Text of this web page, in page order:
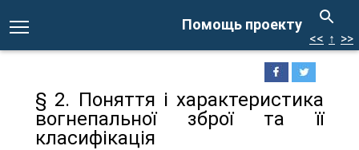
Помощь проекту
<< ↑ >>
§ 2. Поняття і характеристика
вогнепальної зброї та її
класифікація